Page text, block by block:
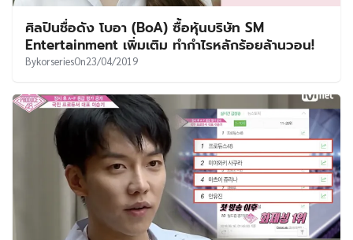
ศิลปินชื่อดัง โบอา (BoA) ซื้อหุ้นบริษัท SM
Entertainment เพิ่มเติม ทำกำไรหลักร้อยล้านวอน!
BykorseriesOn23/04/2019